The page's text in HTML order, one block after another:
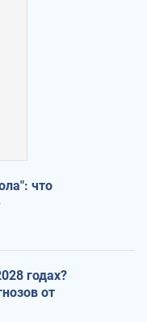
что
годах?
от